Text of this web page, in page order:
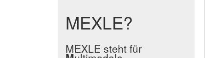
MEXLE?
MEXLE steht für